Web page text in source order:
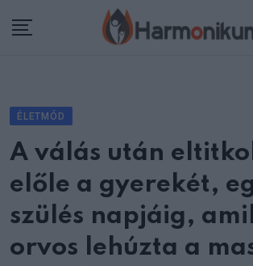
ÉLETMÓD
A válás után
előle a gyerekét,
szülés napjáig,
orvos lehúzta a